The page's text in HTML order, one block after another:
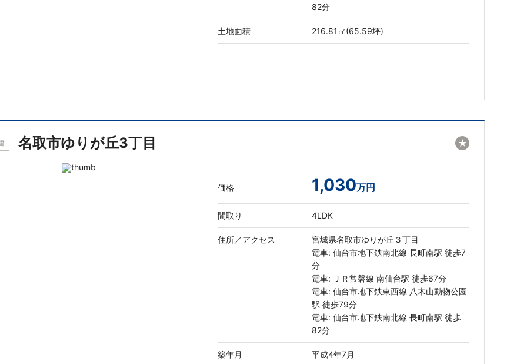
82分
土地面積 216.81㎡(65.59坪)
名取市ゆりが丘3丁目
価格 1,030万円
間取り 4LDK
住所／アクセス
宮城県名取市ゆりが丘３丁目
電車: 仙台市地下鉄南北線 長町南駅 徒歩7
分
電車: ＪＲ常磐線 南仙台駅 徒歩67分
電車: 仙台市地下鉄東西線 八木山動物公園
駅 徒歩79分
電車: 仙台市地下鉄南北線 長町南駅 徒歩
82分
築年月 平成4年7月
★